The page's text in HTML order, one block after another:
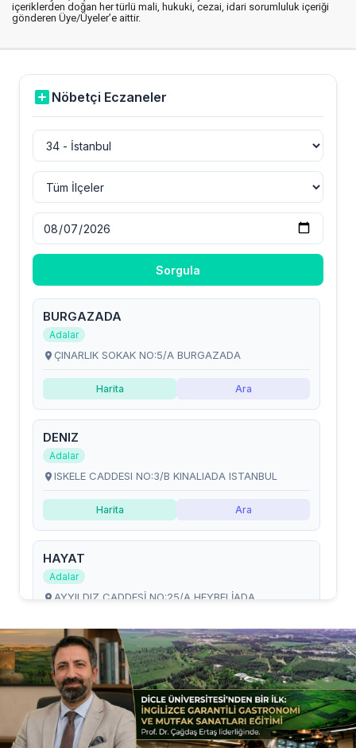
içeriklerden doğan her türlü mali, hukuki, cezai, idari sorumluluk içeriği
gönderen Üye/Üyeler’e aittir.